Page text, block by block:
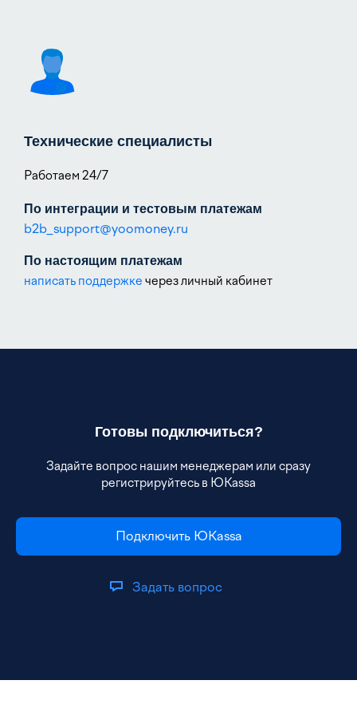
Технические специалисты
Работаем 24/7
По интеграции и тестовым платежам
b2b_support@yoomoney.ru
По настоящим платежам
написать поддержке через личный кабинет
Готовы подключиться?
Задайте вопрос нашим менеджерам или сразу
регистрируйтесь в ЮKassa
Подключить ЮKassa
Задать вопрос